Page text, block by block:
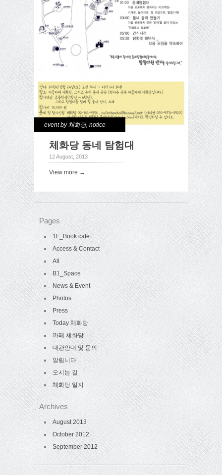
event by 체화당, notice
체화당 동네 탐험대
12 August, 2013
View more →
Pages
1F_Book cafe
Access & Contact
All
B1_Space
News & Event
Photos
Press
Today 체화당
까페 체화당
대관안내 및 문의
알립니다
오시는 길
체화당 일지
Archives
August 2013
October 2012
September 2012